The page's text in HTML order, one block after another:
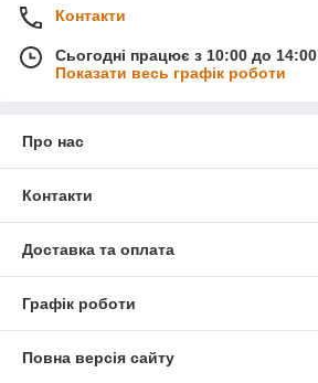
Контакти
Сьогодні працює з 10:00 до 14:00
Показати весь графік роботи
Про нас
Контакти
Доставка та оплата
Графік роботи
Повна версія сайту